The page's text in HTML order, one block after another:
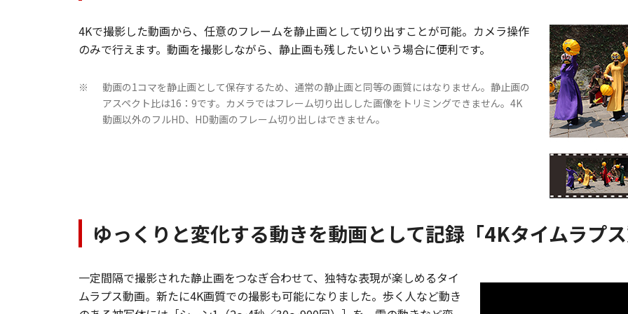
4Kで撮影した動画から、任意のフレームを静止画として切り出すことが可能。カメラ操作
のみで行えます。動画を撮影しながら、静止画も残したいという場合に便利です。
※
動画の1コマを静止画として保存するため、通常の静止画と同等の画質にはなりません。静止画の
アスペクト比は16：9です。カメラではフレーム切り出しした画像をトリミングできません。4K
動画以外のフルHD、HD動画のフレーム切り出しはできません。
ゆっくりと変化する動きを動画として記録「4Kタイムラプ
一定間隔で撮影された静止画をつなぎ合わせて、独特な表現が楽しめるタイ
ムラプス動画。新たに4K画質での撮影も可能になりました。歩く人など動き